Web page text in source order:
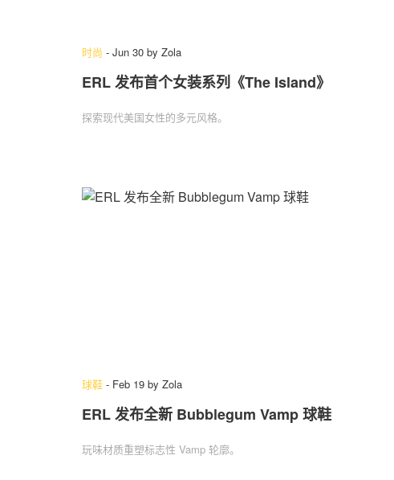
时尚 - Jun 30 by Zola
ERL 发布首个女装系列《The Island》
探索现代美国女性的多元风格。
球鞋 - Feb 19 by Zola
ERL 发布全新 Bubblegum Vamp 球鞋
玩味材质重塑标志性 Vamp 轮廓。